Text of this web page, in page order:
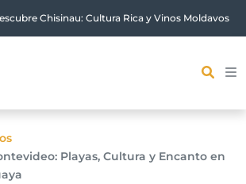
Chisinau: Cultura Rica y Vinos Moldavos
Playas, Cultura y Encanto en